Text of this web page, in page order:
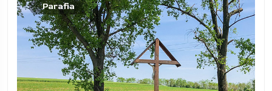
Parafia